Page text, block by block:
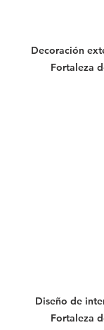
Decoración
Fortaleza
Diseño de
Fortaleza